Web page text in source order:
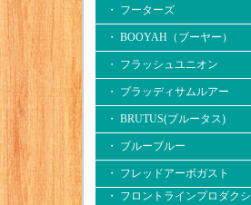
・ フーターズ
・ BOOYAH（ブーヤー）
・ フラッシュユニオン
・ ブラッディサムルアー
・ BRUTUS(ブルータス)
・ ブルーブルー
・ フレッドアーボガスト
・ フロントラインプロダクシ